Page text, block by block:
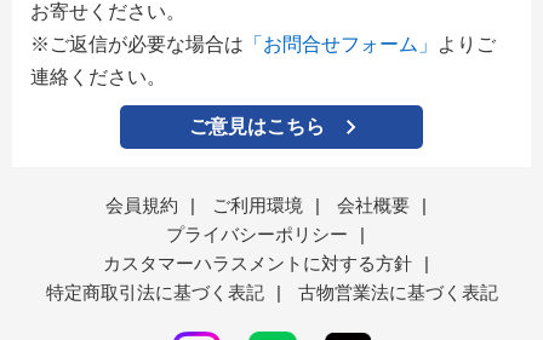
お寄せください。
※ご返信が必要な場合は 「お問合せフォーム」
よりご
連絡ください。
ご意見はこちら
会員規約 | ご利用環境 | 会社概要
|
プライバシーポリシー
|
カスタマーハラスメントに対する方針
|
特定商取引法に基づく表記
| 古物営業法に基づく表記